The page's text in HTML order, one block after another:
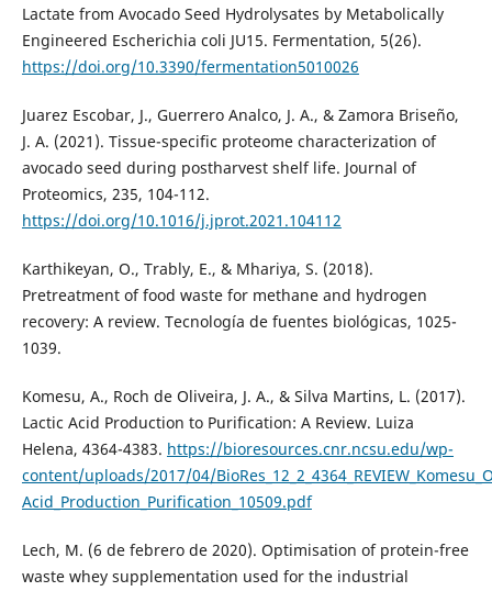
Lactate from Avocado Seed Hydrolysates by Metabolically
Engineered Escherichia coli JU15. Fermentation, 5(26).
https://doi.org/10.3390/fermentation5010026
Juarez Escobar, J., Guerrero Analco, J. A., & Zamora Briseño,
J. A. (2021). Tissue-specific proteome characterization of
avocado seed during postharvest shelf life. Journal of
Proteomics, 235, 104-112.
https://doi.org/10.1016/j.jprot.2021.104112
Karthikeyan, O., Trably, E., & Mhariya, S. (2018).
Pretreatment of food waste for methane and hydrogen
recovery: A review. Tecnología de fuentes biológicas, 1025-
1039.
Komesu, A., Roch de Oliveira, J. A., & Silva Martins, L. (2017).
Lactic Acid Production to Purification: A Review. Luiza
Helena, 4364-4383. https://bioresources.cnr.ncsu.edu/wp-
content/uploads/2017/04/
Acid_Production_Purification_10509.pdf
Lech, M. (6 de febrero de 2020). Optimisation of protein-free
waste whey supplementation used for the industrial